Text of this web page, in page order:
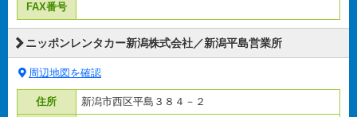
FAX番号
ニッポンレンタカー新潟株式会社／新潟平島営業所
周辺地図を確認
住所 新潟市西区平島３８４－２